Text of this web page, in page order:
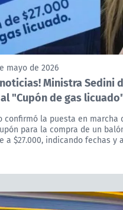
mayo de 2026
noticias! Ministra Sedini
"Cupón de gas
confirmó la puesta en marcha
para la compra de un
a $27.000, indicando fechas y